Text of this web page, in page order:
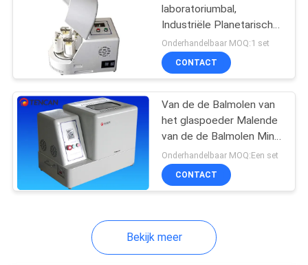
de machine van de
poedermaalmachine
Poeder het Mengen
laboratoriumbal,
Industriële Planetarische
Balmolen voor
Laboratoriummateriaal
Onderhandelbaar MOQ:1 set
CONTACT
Van de de Balmolen van
het glaspoeder Malende
van de de Balmolen Mini,
Verticale de
Frequentiecontrole
Onderhandelbaar MOQ:Een set
CONTACT
Bekijk meer